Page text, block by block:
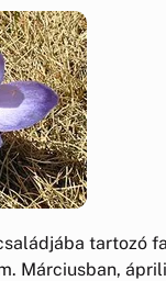
tartozó
Márciusban,